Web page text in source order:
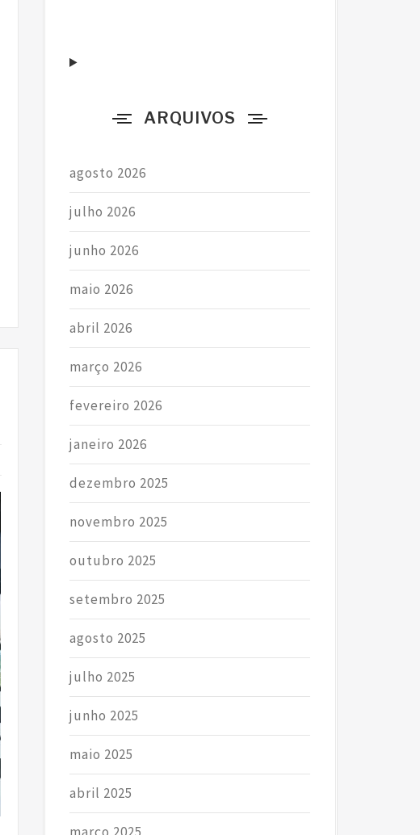
ARQUIVOS
agosto 2026
julho 2026
junho 2026
maio 2026
abril 2026
março 2026
fevereiro 2026
janeiro 2026
dezembro 2025
novembro 2025
outubro 2025
setembro 2025
agosto 2025
julho 2025
junho 2025
maio 2025
abril 2025
março 2025